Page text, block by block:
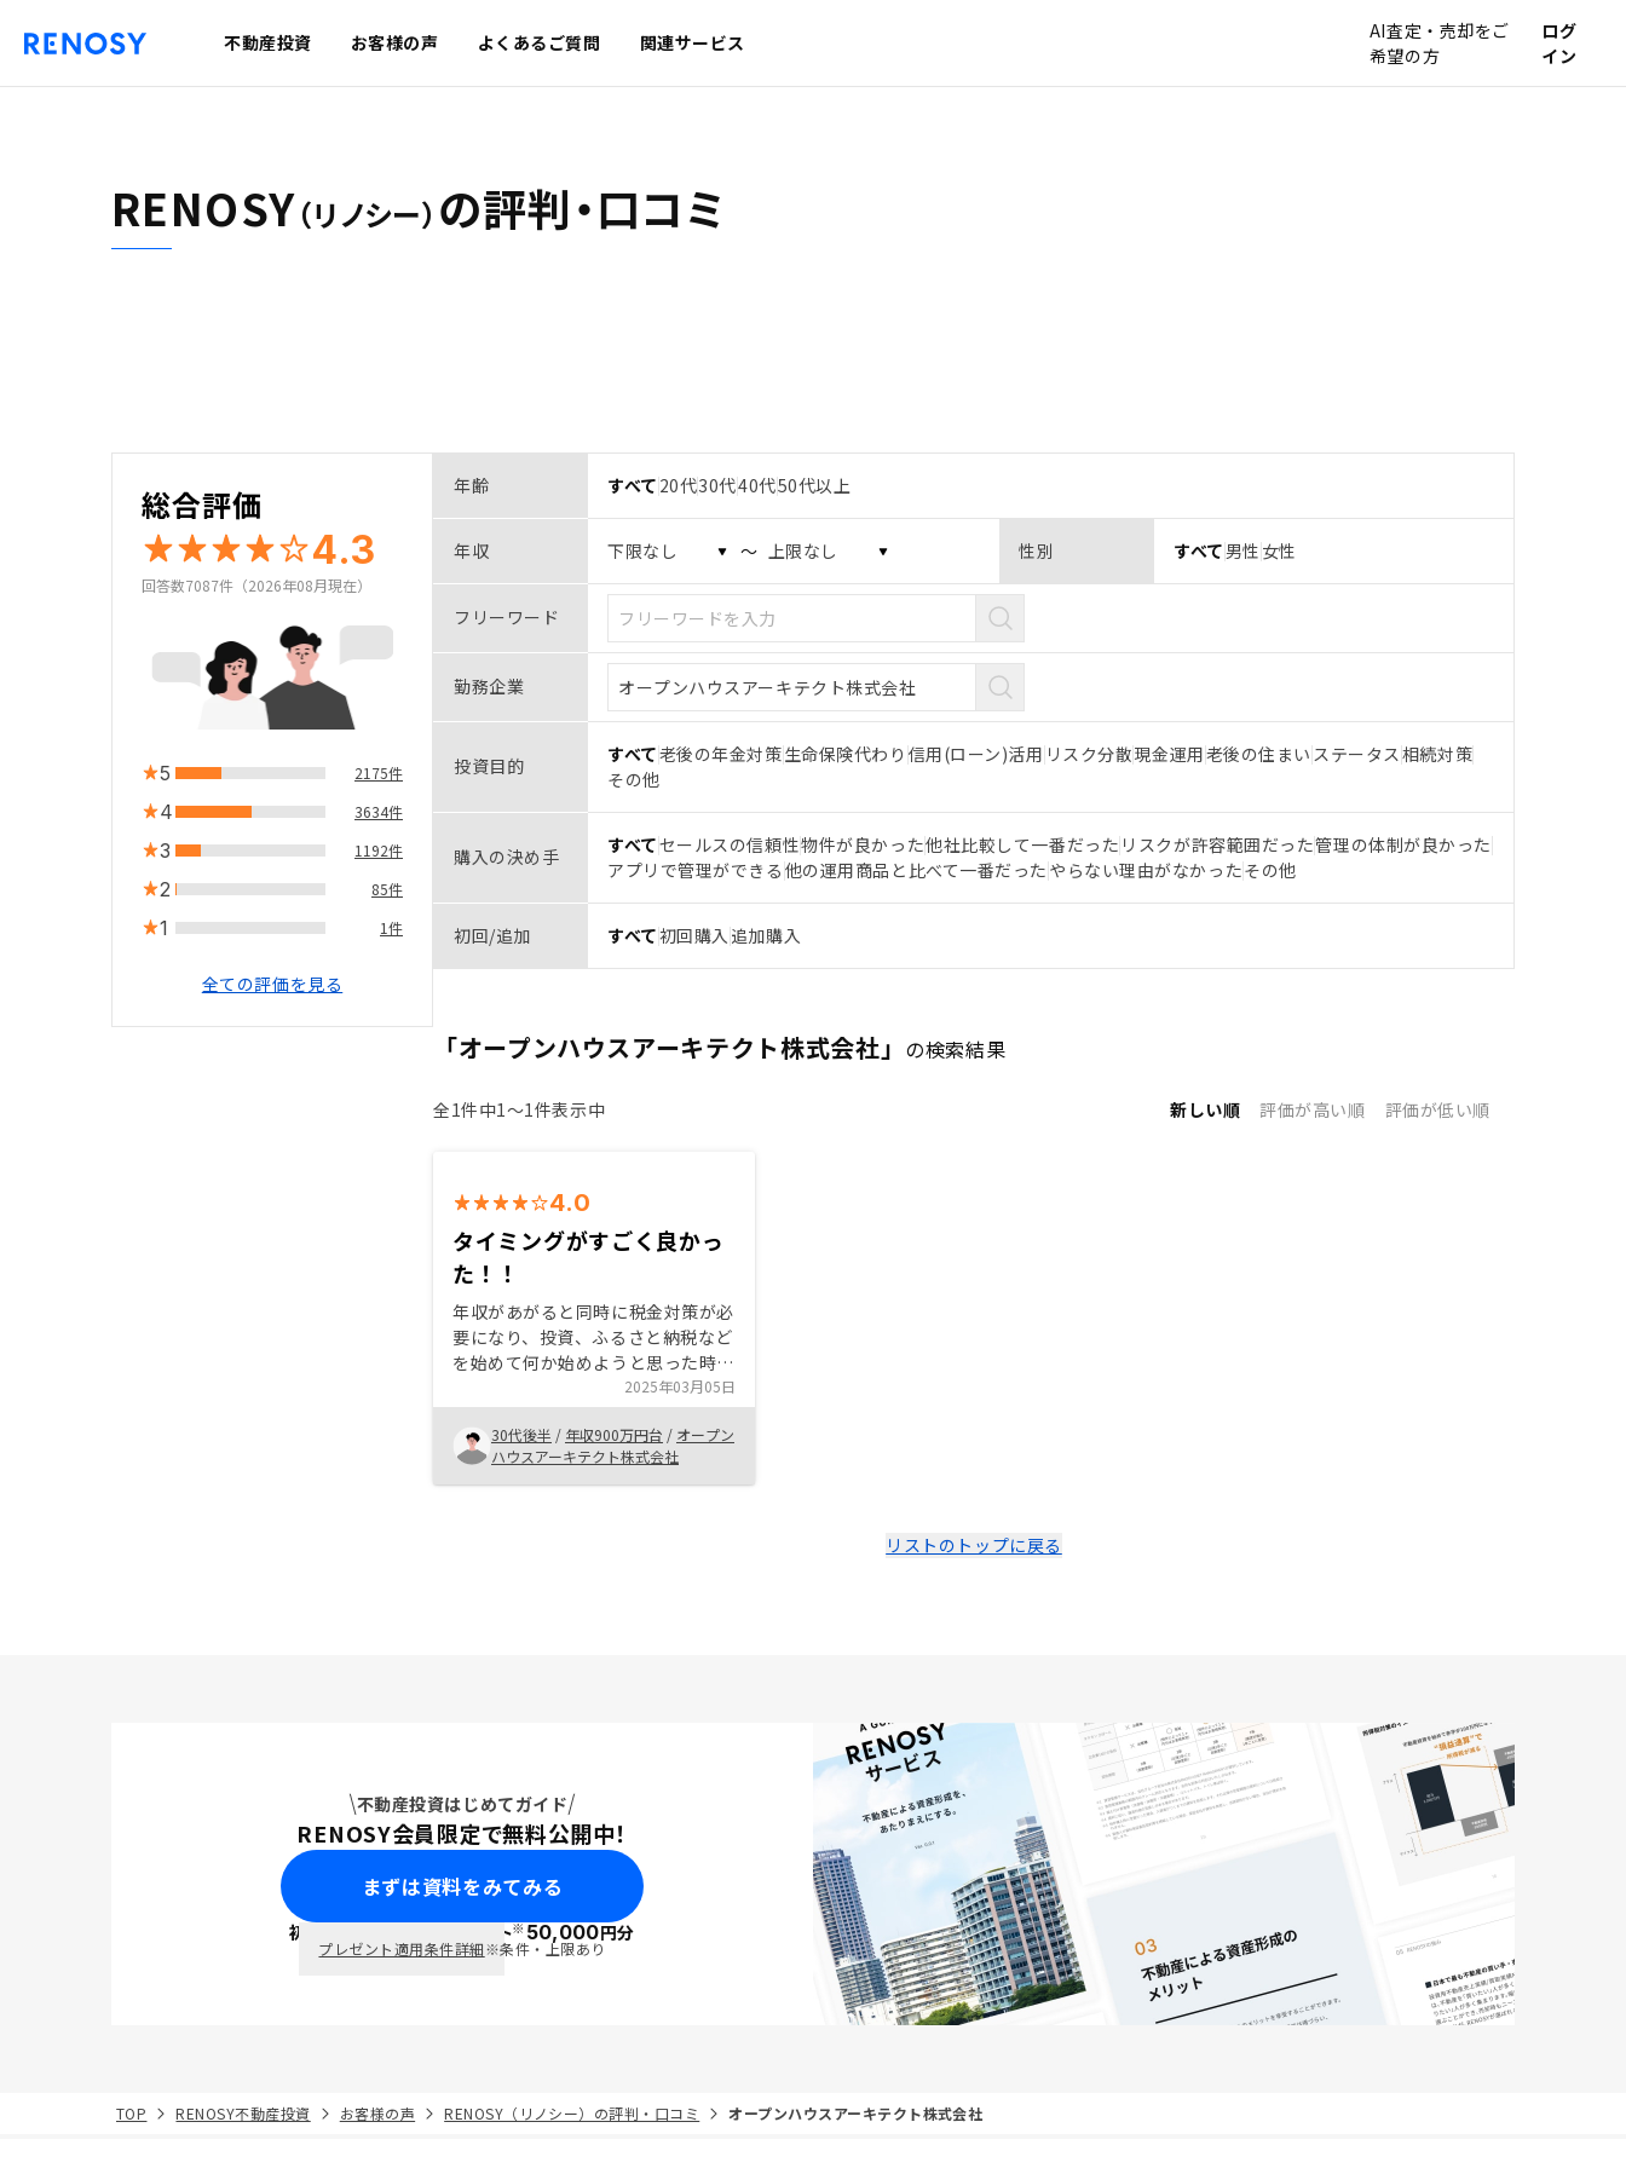
不動産投資 お客様の声 よくあるご質問 関連サービス
AI査定・売却をご
希望の方
ログ
イン
RENOSY（リノシー） の評判・口コミ
総合評価
4.3
回答数7087件（2026年08月現在）
5 2175件
4 3634件
3 1192件
2 85件
1 1件
全ての評価を見る
年齢 すべて 20代30代40代50代以上
年収 〜 性別 すべて 男性 女性
フリーワード
勤務企業
投資目的 すべて老後の年金対策生命保険代わり 信用(ローン)活用 リスク分散現金運用老後の住まい ステータス相続対策
その他
購入の決め手 すべてセールスの信頼性物件が良かった他社比較して一番だった リスクが許容範囲だった管理の体制が良かった
アプリで管理ができる 他の運用商品と比べて一番だった やらない理由がなかったその他
初回/追加 すべて初回購入 追加購入
「オープンハウスアーキテクト株式会社」 の検索結果
全1件中1〜1件表示中 新しい順 評価が高い順 評価が低い順
4.0
タイミングがすごく良かっ
た！！
年収があがると同時に税金対策が必
要になり、投資、ふるさと納税など
を始めて何か始めようと思った時
に、だいぶ前に申し込んだ面談の連
絡がきました。 そのタイミングが
すごく良く、家を売却し、投資など
を色々している中の一つの選択肢に
なった。 最後の決めては、同級生
2025年03月05日
30代後半 / 年収900万円台 / オープン
ハウスアーキテクト株式会社
リストのトップに戻る
不動産投資はじめてガイド
RENOSY会員限定で無料公開中！
まずは資料をみてみる
初回面談で ポイント※50,000円分
プレゼント適用条件詳細※条件・上限あり
TOP RENOSY不動産投資 お客様の声 RENOSY（リノシー）の評判・口コミ オープンハウスアーキテクト株式会社